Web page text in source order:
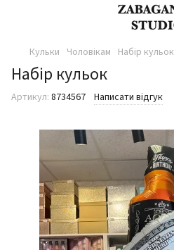
Кульки Чоловікам Набір кульок
Набір кульок
Артикул: 8734567 Написати відгук